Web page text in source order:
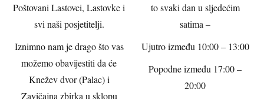
Poštovani Lastovci, Lastovke i
svi naši posjetitelji.
Iznimno nam je drago što vas
možemo obavijestiti da će
Knežev dvor (Palac) i
Zavičajna zbirka u sklopu
to svaki dan u sljedećim
satima –
Ujutro između 10:00 – 13:00
Popodne između 17:00 –
20:00